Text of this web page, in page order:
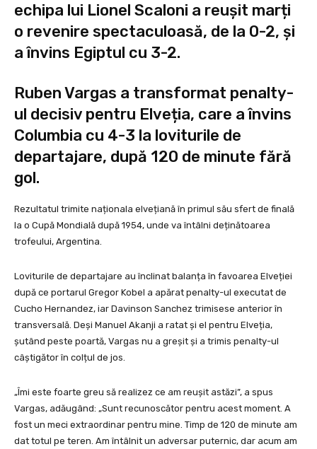
echipa lui Lionel Scaloni a reușit marți
o revenire spectaculoasă, de la 0-2, și
a învins Egiptul cu 3-2.
Ruben Vargas a transformat penalty-
ul decisiv pentru Elveția, care a învins
Columbia cu 4-3 la loviturile de
departajare, după 120 de minute fără
gol.
Rezultatul trimite naționala elvețiană în primul său sfert de finală
la o Cupă Mondială după 1954, unde va întâlni deținătoarea
trofeului, Argentina.
Loviturile de departajare au înclinat balanța în favoarea Elveției
după ce portarul Gregor Kobel a apărat penalty-ul executat de
Cucho Hernandez, iar Davinson Sanchez trimisese anterior în
transversală. Deși Manuel Akanji a ratat și el pentru Elveția,
șutând peste poartă, Vargas nu a greșit și a trimis penalty-ul
câștigător în colțul de jos.
„Îmi este foarte greu să realizez ce am reușit astăzi”, a spus
Vargas, adăugând: „Sunt recunoscător pentru acest moment. A
fost un meci extraordinar pentru mine. Timp de 120 de minute am
dat totul pe teren. Am întâlnit un adversar puternic, dar acum am